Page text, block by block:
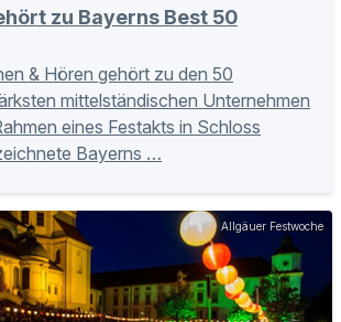
zu Bayerns Best 50
& Hören gehört zu den 50
mittelständischen Unternehmen
eines Festakts in Schloss
Bayerns …
Allgäuer Festwoche